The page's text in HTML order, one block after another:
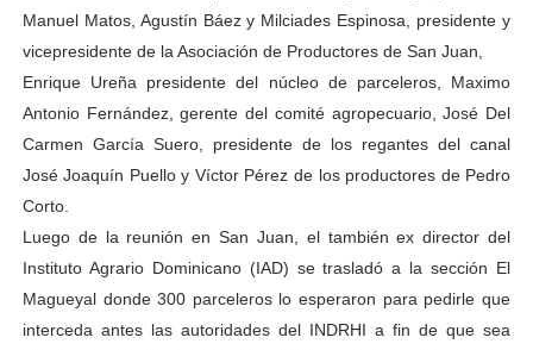
Manuel Matos, Agustín Báez y Milciades Espinosa, presidente y
vicepresidente de la Asociación de Productores de San Juan,
Enrique Ureña presidente del núcleo de parceleros, Maximo
Antonio Fernández, gerente del comité agropecuario, José Del
Carmen García Suero, presidente de los regantes del canal
José Joaquín Puello y Víctor Pérez de los productores de Pedro
Corto.
Luego de la reunión en San Juan, el también ex director del
Instituto Agrario Dominicano (IAD) se trasladó a la sección El
Magueyal donde 300 parceleros lo esperaron para pedirle que
interceda antes las autoridades del INDRHI a fin de que sea